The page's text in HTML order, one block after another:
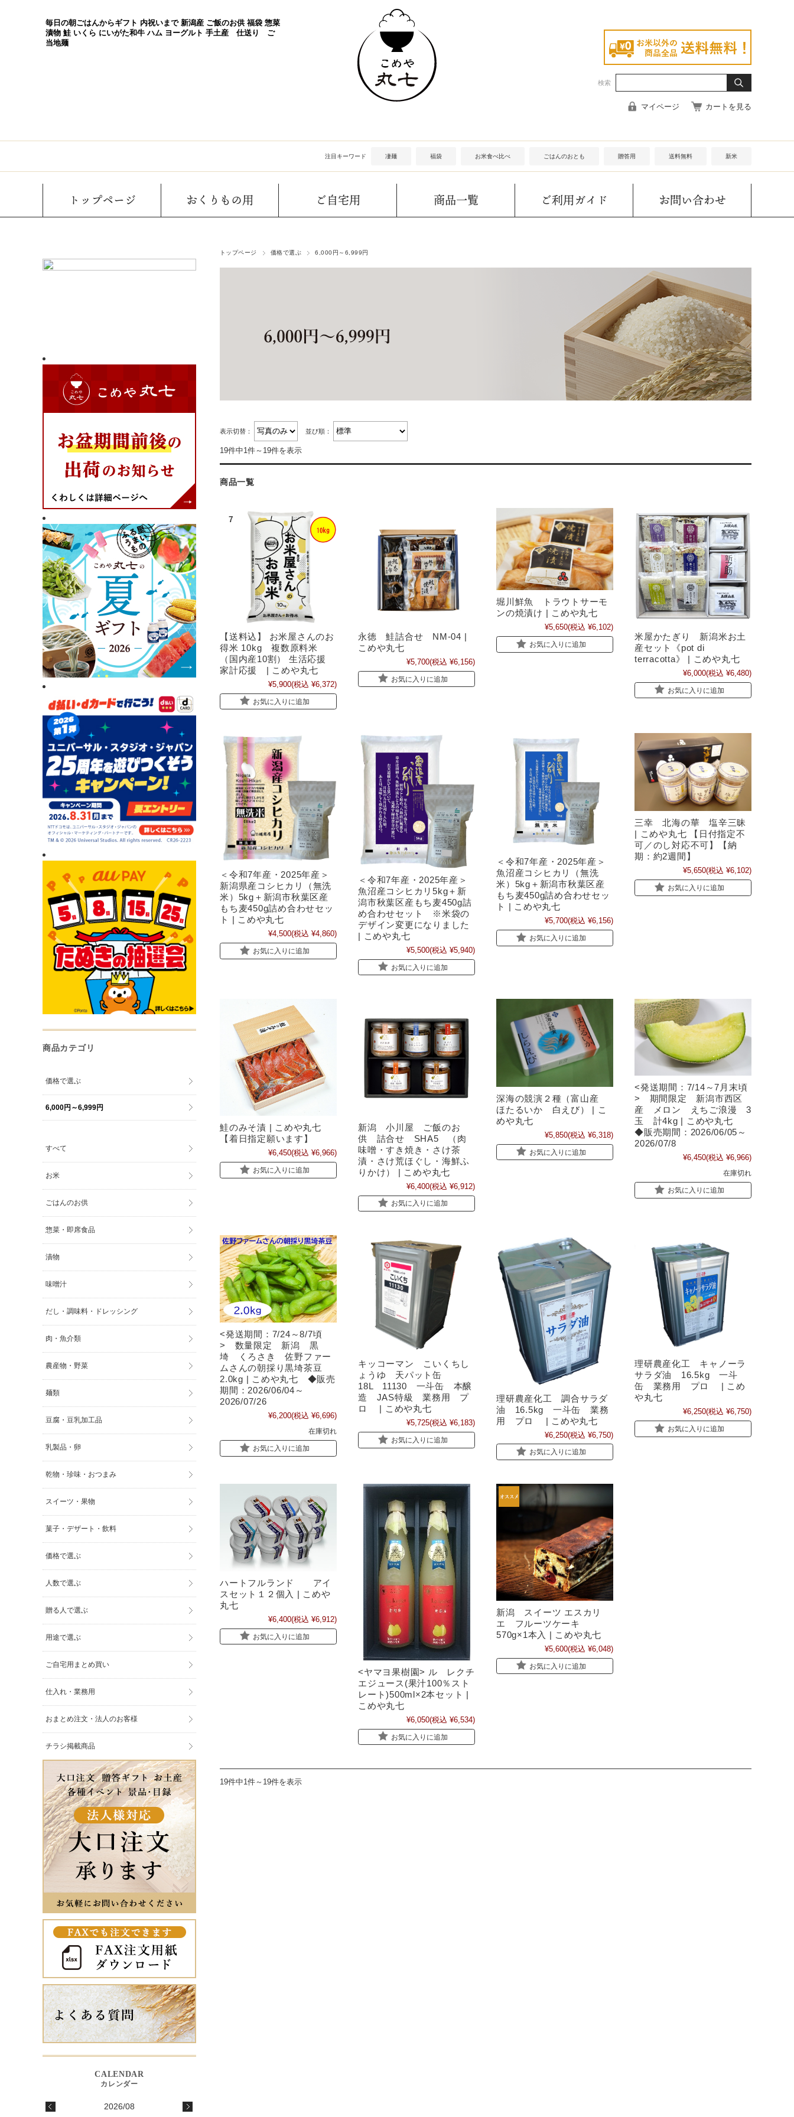
毎日の朝ごはんからギフト 内祝いまで 新潟産 ご飯のお供 福袋 惣菜
漬物 鮭 いくら にいがた和牛 ハム ヨーグルト 手土産 仕送り ご
当地麺
検索
マイページ カートを見る
注目キーワード 凄麺 福袋 お米食べ比べ ごはんのおとも 贈答用 送料無料 新米
トップページ おくりもの用 ご自宅用 商品一覧 ご利用ガイド お問い合わせ
トップページ 価格で選ぶ 6,000円～6,999円
表示切替： 並び順：
19件中1件～19件を表示
商品一覧
【送料込】 お米屋さんのお
得米 10kg 複数原料米
（国内産10割） 生活応援
家計応援 | こめや丸七
¥5,900(税込 ¥6,372)
お気に入りに追加
永徳 鮭詰合せ NM-04 |
こめや丸七
¥5,700(税込 ¥6,156)
お気に入りに追加
堀川鮮魚 トラウトサーモ
ンの焼漬け | こめや丸七
¥5,650(税込 ¥6,102)
お気に入りに追加
米屋かたぎり 新潟米お土
産セット《pot di
terracotta》 | こめや丸七
¥6,000(税込 ¥6,480)
お気に入りに追加
＜令和7年産・2025年産＞
新潟県産コシヒカリ（無洗
米）5kg＋新潟市秋葉区産
もち麦450g詰め合わせセッ
ト | こめや丸七
¥4,500(税込 ¥4,860)
お気に入りに追加
＜令和7年産・2025年産＞
魚沼産コシヒカリ5kg＋新
潟市秋葉区産もち麦450g詰
め合わせセット ※米袋の
デザイン変更になりました
| こめや丸七
¥5,500(税込 ¥5,940)
お気に入りに追加
＜令和7年産・2025年産＞
魚沼産コシヒカリ（無洗
米）5kg＋新潟市秋葉区産
もち麦450g詰め合わせセッ
ト | こめや丸七
¥5,700(税込 ¥6,156)
お気に入りに追加
三幸 北海の華 塩辛三昧
| こめや丸七 【日付指定不
可／のし対応不可】【納
期：約2週間】
¥5,650(税込 ¥6,102)
お気に入りに追加
鮭のみそ漬 | こめや丸七
【着日指定願います】
¥6,450(税込 ¥6,966)
お気に入りに追加
新潟 小川屋 ご飯のお
供 詰合せ SHA5 （肉
味噌・すき焼き・さけ茶
漬・さけ荒ほぐし・海鮮ふ
りかけ） | こめや丸七
¥6,400(税込 ¥6,912)
お気に入りに追加
深海の競演２種（富山産
ほたるいか 白えび） | こ
めや丸七
¥5,850(税込 ¥6,318)
お気に入りに追加
<発送期間：7/14～7月末頃
> 期間限定 新潟市西区
産 メロン えちご浪漫 3
玉 計4kg | こめや丸七
◆販売期間：2026/06/05～
2026/07/8
¥6,450(税込 ¥6,966)
在庫切れ
お気に入りに追加
<発送期間：7/24～8/7頃
> 数量限定 新潟 黒
埼 くろさき 佐野ファー
ムさんの朝採り黒埼茶豆
2.0kg | こめや丸七 ◆販売
期間：2026/06/04～
2026/07/26
¥6,200(税込 ¥6,696)
在庫切れ
お気に入りに追加
キッコーマン こいくちし
ょうゆ 天パット缶
18L 11130 一斗缶 本醸
造 JAS特級 業務用 プ
ロ | こめや丸七
¥5,725(税込 ¥6,183)
お気に入りに追加
理研農産化工 調合サラダ
油 16.5kg 一斗缶 業務
用 プロ | こめや丸七
¥6,250(税込 ¥6,750)
お気に入りに追加
理研農産化工 キャノーラ
サラダ油 16.5kg 一斗
缶 業務用 プロ | こめ
や丸七
¥6,250(税込 ¥6,750)
お気に入りに追加
ハートフルランド アイ
スセット１２個入 | こめや
丸七
¥6,400(税込 ¥6,912)
お気に入りに追加
<ヤマヨ果樹園> ル レクチ
エジュース(果汁100％スト
レート)500ml×2本セット |
こめや丸七
¥6,050(税込 ¥6,534)
お気に入りに追加
新潟 スイーツ エスカリ
エ フルーツケーキ
570g×1本入 | こめや丸七
¥5,600(税込 ¥6,048)
お気に入りに追加
19件中1件～19件を表示
商品カテゴリ
価格で選ぶ
6,000円～6,999円
すべて
お米
ごはんのお供
惣菜・即席食品
漬物
味噌汁
だし・調味料・ドレッシング
肉・魚介類
農産物・野菜
麺類
豆腐・豆乳加工品
乳製品・卵
乾物・珍味・おつまみ
スイーツ・果物
菓子・デザート・飲料
価格で選ぶ
人数で選ぶ
贈る人で選ぶ
用途で選ぶ
ご自宅用まとめ買い
仕入れ・業務用
おまとめ注文・法人のお客様
チラシ掲載商品
2026/08